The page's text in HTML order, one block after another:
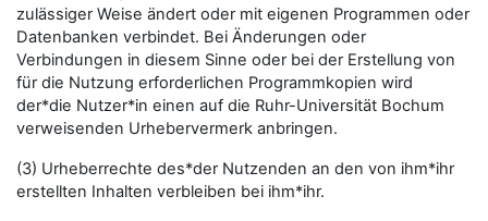
zulässiger Weise ändert oder mit eigenen Programmen oder
Datenbanken verbindet. Bei Änderungen oder
Verbindungen in diesem Sinne oder bei der Erstellung von
für die Nutzung erforderlichen Programmkopien wird
der*die Nutzer*in einen auf die Ruhr-Universität Bochum
verweisenden Urhebervermerk anbringen.
(3) Urheberrechte des*der Nutzenden an den von ihm*ihr
erstellten Inhalten verbleiben bei ihm*ihr.